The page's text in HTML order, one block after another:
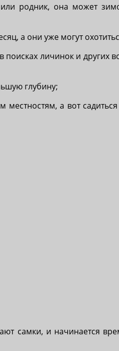
родник, она может
а они уже могут
личинок и других
глубину;
местностям, а вот
самки, и начинается